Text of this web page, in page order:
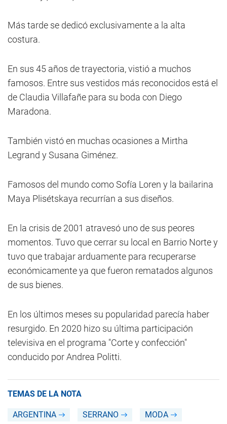
Más tarde se dedicó exclusivamente a la alta
costura.
En sus 45 años de trayectoria, vistió a muchos
famosos. Entre sus vestidos más reconocidos está el
de Claudia Villafañe para su boda con Diego
Maradona.
También vistó en muchas ocasiones a Mirtha
Legrand y Susana Giménez.
Famosos del mundo como Sofía Loren y la bailarina
Maya Plisétskaya recurrían a sus diseños.
En la crisis de 2001 atravesó uno de sus peores
momentos. Tuvo que cerrar su local en Barrio Norte y
tuvo que trabajar arduamente para recuperarse
económicamente ya que fueron rematados algunos
de sus bienes.
En los últimos meses su popularidad parecía haber
resurgido. En 2020 hizo su última participación
televisiva en el programa "Corte y confección"
conducido por Andrea Politti.
TEMAS DE LA NOTA
ARGENTINA SERRANO MODA